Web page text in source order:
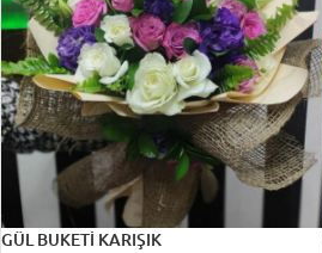
GÜL BUKETİ KARIŞIK